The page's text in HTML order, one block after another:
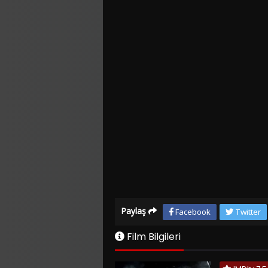
Paylaş Facebook Twitter
Film Bilgileri